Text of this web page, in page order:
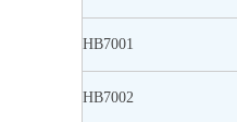
HB7001
HB7002